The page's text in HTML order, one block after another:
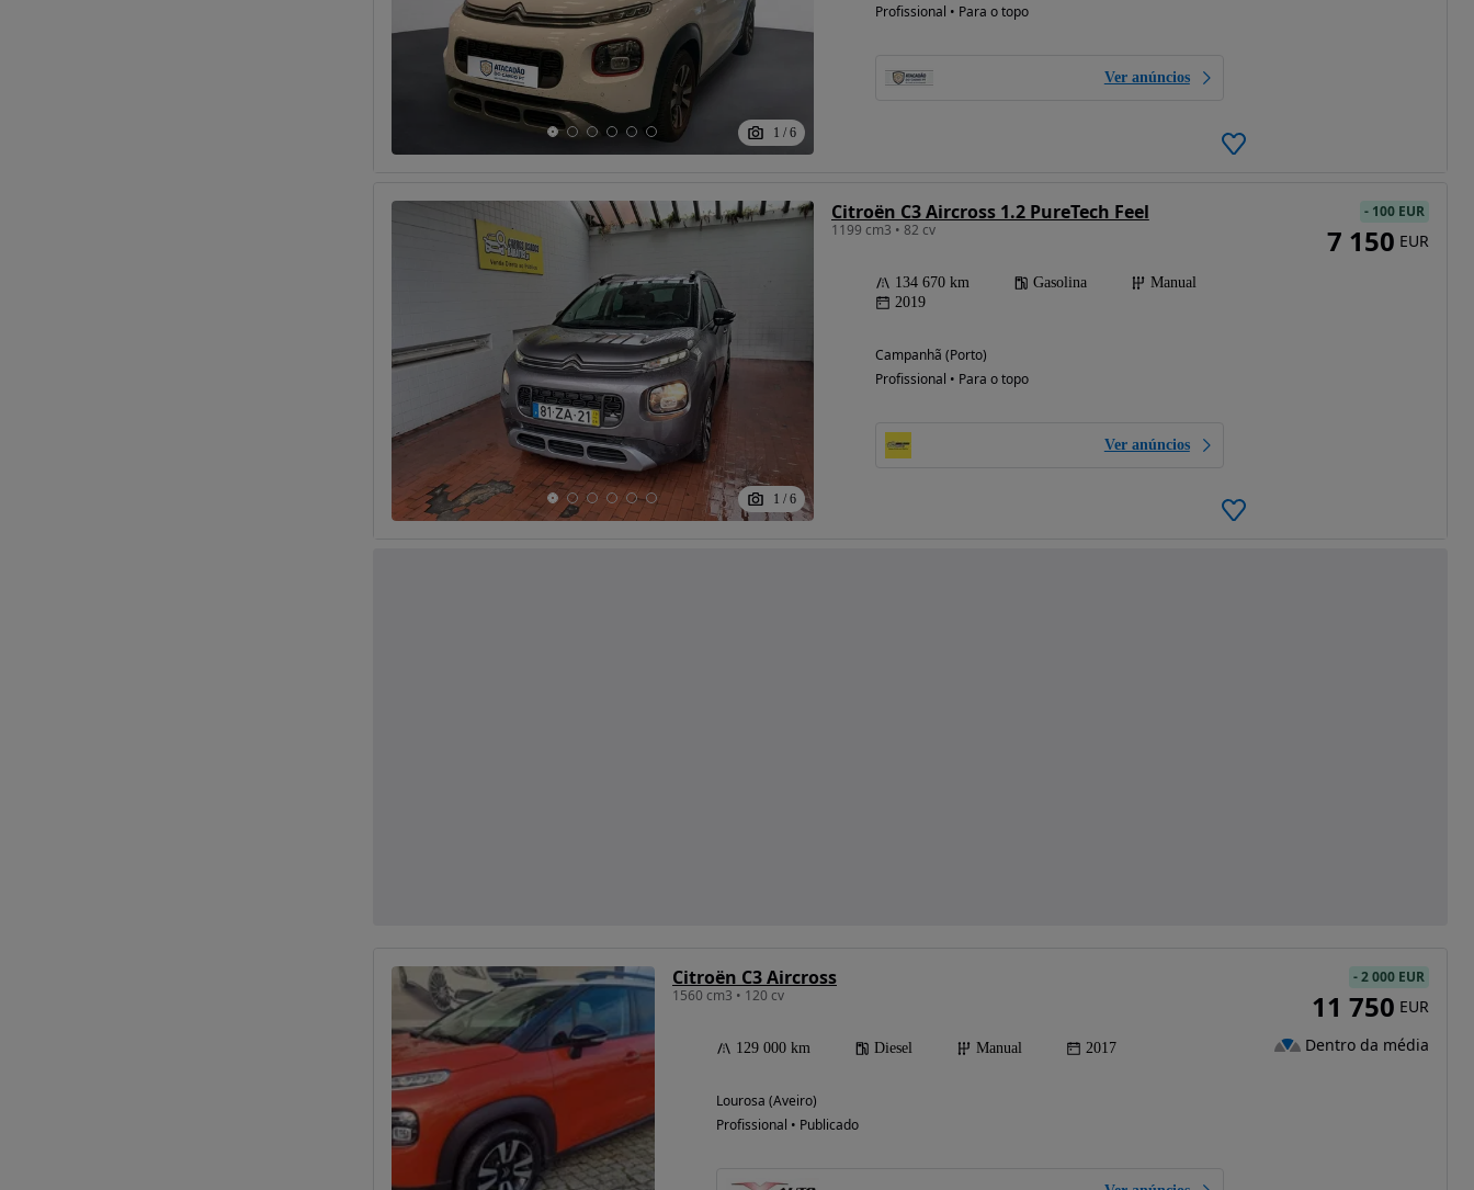
1 / 6
Profissional • Para o topo
Ver anúncios
1 / 6
Citroën C3 Aircross 1.2 PureTech Feel
1199 cm3 • 82 cv
134 670 km Gasolina
Manual
2019
Campanhã (Porto)
Profissional • Para o topo
Ver anúncios
- 100 EUR
7 150 EUR
Citroën C3 Aircross
1560 cm3 • 120 cv
129 000 km Diesel Manual 2017
Lourosa (Aveiro)
Profissional • Publicado
-2 000 EUR
11 750 EUR
Dentro da média